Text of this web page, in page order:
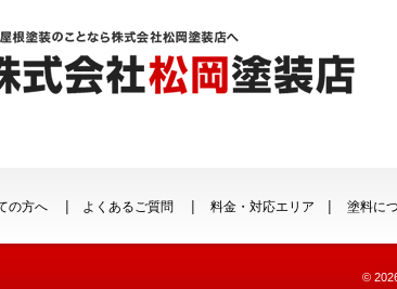
の方へ よくあるご質問 料金・対応エリア 塗料に
©